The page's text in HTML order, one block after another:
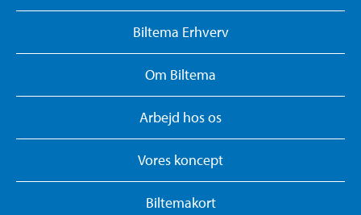
Biltema Erhverv
Om Biltema
Arbejd hos os
Vores koncept
Biltemakort